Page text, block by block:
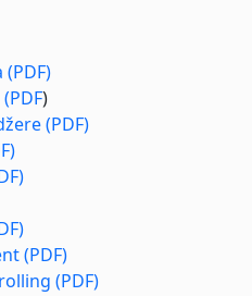
)
(PDF)
(PDF)
(PDF)